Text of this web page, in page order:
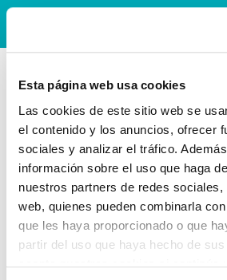
Esta página web usa cookies
Las cookies de este sitio web se
el contenido y los anuncios, ofrecer
sociales y analizar el tráfico.
información sobre el uso que haga
nuestros partners de redes
web, quienes pueden combinarla
que les haya proporcionado o que
partir del uso que haya hecho de